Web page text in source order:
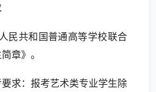
民共和国普通高等学校联合
章》。
求：报考艺术类专业学生除